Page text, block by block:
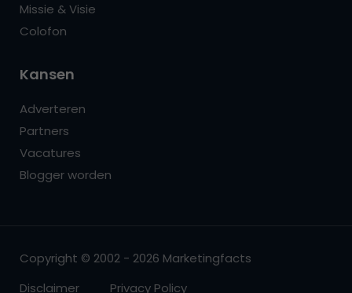
Missie & Visie
Colofon
Kansen
Adverteren
Partners
Vacatures
Blogger worden
Copyright © 2002 - 2026 Marketingfacts
Disclaimer
Privacy Policy